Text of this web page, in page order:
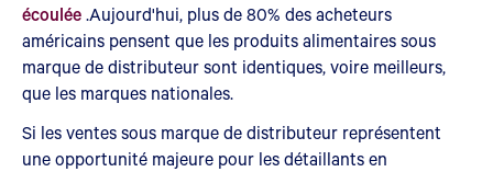
écoulée.Aujourd'hui, plus de 80% des acheteurs
américains pensent que les produits alimentaires sous
marque de distributeur sont identiques, voire meilleurs,
que les marques nationales.
Si les ventes sous marque de distributeur représentent
une opportunité majeure pour les détaillants en